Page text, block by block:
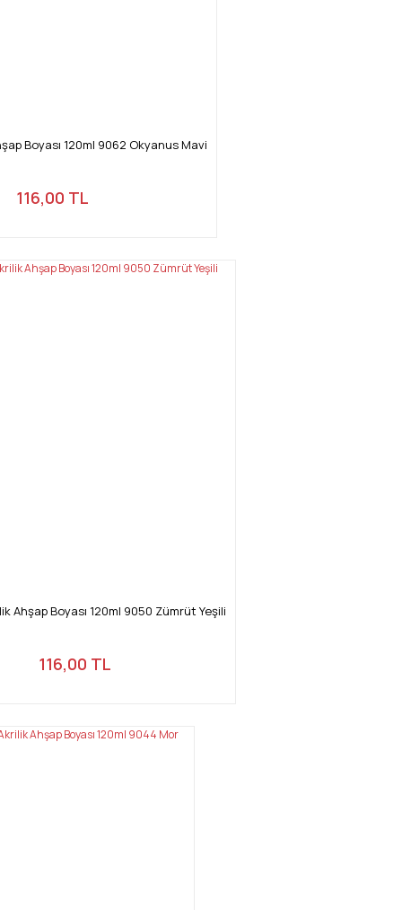
Boyası 120ml 9062 Okyanus Mavi
116,00 TL
Ahşap Boyası 120ml 9050 Zümrüt Yeşili
116,00 TL